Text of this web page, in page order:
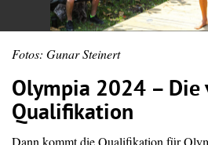
Fotos: Gunar Steinert
Olympia 2024 – Die
Qualifikation
Dann kommt die Qualifikation für